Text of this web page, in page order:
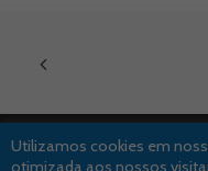
Utilizamos cookies em
otimizada aos nossos